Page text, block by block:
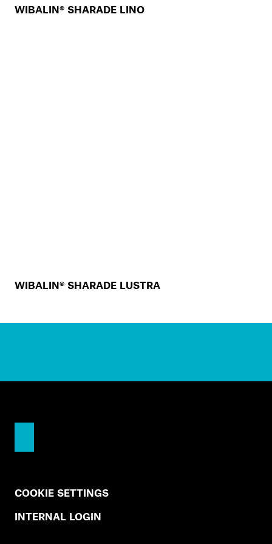
WIBALIN® SHARADE LINO
WIBALIN® SHARADE LUSTRA
COOKIE SETTINGS
INTERNAL LOGIN